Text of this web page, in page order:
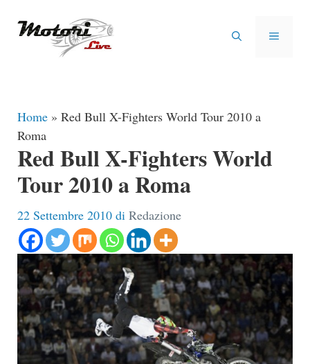
MENU
Home » Red Bull X-Fighters World Tour 2010 a
Roma
Red Bull X-Fighters World
Tour 2010 a Roma
22 Settembre 2010 di Redazione